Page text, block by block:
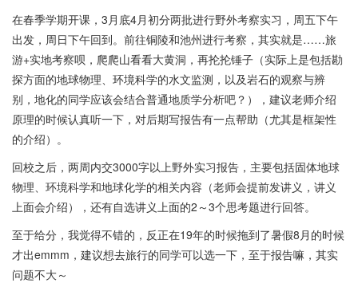
在春季学期开课，3月底4月初分两批进行野外考察实习，周五下午
出发，周日下午回到。前往铜陵和池州进行考察，其实就是……旅
游+实地考察呗，爬爬山看看大黄洞，再抡抡锤子（实际上是包括勘
探方面的地球物理、环境科学的水文监测，以及岩石的观察与辨
别，地化的同学应该会结合普通地质学分析吧？），建议老师介绍
原理的时候认真听一下，对后期写报告有一点帮助（尤其是框架性
的介绍）。
回校之后，两周内交3000字以上野外实习报告，主要包括固体地球
物理、环境科学和地球化学的相关内容（老师会提前发讲义，讲义
上面会介绍），还有自选讲义上面的2～3个思考题进行回答。
至于给分，我觉得不错的，反正在19年的时候拖到了暑假8月的时候
才出emmm，建议想去旅行的同学可以选一下，至于报告嘛，其实
问题不大～